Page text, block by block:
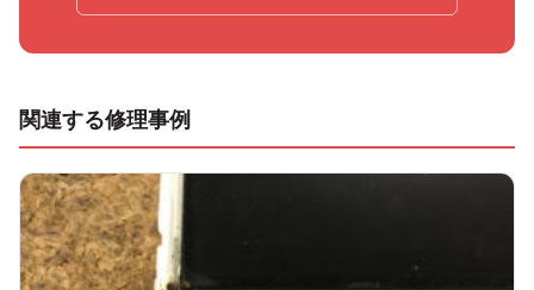
関連する修理事例